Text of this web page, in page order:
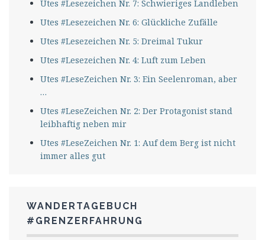
Utes #Lesezeichen Nr. 7: Schwieriges Landleben
Utes #Lesezeichen Nr. 6: Glückliche Zufälle
Utes #Lesezeichen Nr. 5: Dreimal Tukur
Utes #Lesezeichen Nr. 4: Luft zum Leben
Utes #LeseZeichen Nr. 3: Ein Seelenroman, aber
…
Utes #LeseZeichen Nr. 2: Der Protagonist stand
leibhaftig neben mir
Utes #LeseZeichen Nr. 1: Auf dem Berg ist nicht
immer alles gut
WANDERTAGEBUCH
#GRENZERFAHRUNG